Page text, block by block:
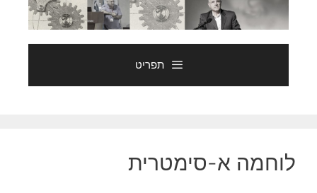
תפריט
לוחמה א-סימטרית